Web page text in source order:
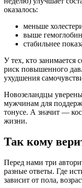
оказалось:
меньше
выше
стабильнее
У тех, кто
риск повышенного
ухудшения
Новозеландцы
мужчинам для
тонусе. А значит —
жизни.
Так кому
Перед нами три
разные ответы. Где
зависит от пола,